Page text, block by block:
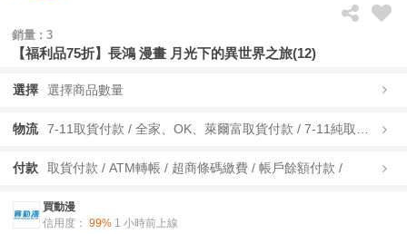
銷量 : 3
【福利品75折】長鴻 漫畫 月光下的異世界之旅(12)
選擇 選擇商品數量
物流
付款 取貨付款 / ATM轉帳 / 超商條碼繳費 / 帳戶餘額付款 /
買動漫
信用度： 99% 1 小時前上線